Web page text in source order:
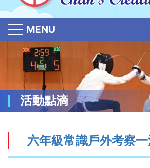
MENU
活動點滴
六年級常識戶外考察